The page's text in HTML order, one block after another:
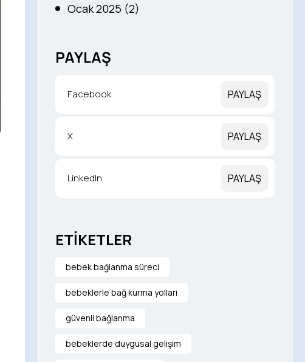
Ocak 2025 (2)
PAYLAŞ
Facebook PAYLAŞ
X PAYLAŞ
LinkedIn PAYLAŞ
ETİKETLER
bebek bağlanma süreci
bebeklerle bağ kurma yolları
güvenli bağlanma
bebeklerde duygusal gelişim